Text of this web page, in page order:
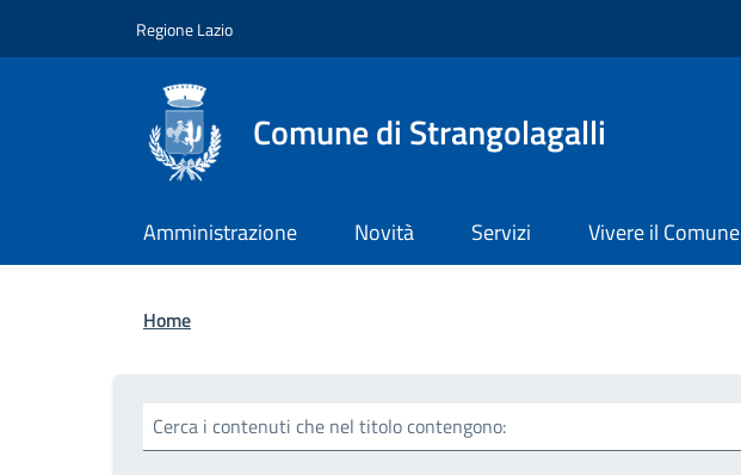
Regione Lazio
Comune di Strangolagalli
Amministrazione Novità Servizi Vivere il Comune
Briciole di pane
Home
Cerca i contenuti che nel titolo contengono: